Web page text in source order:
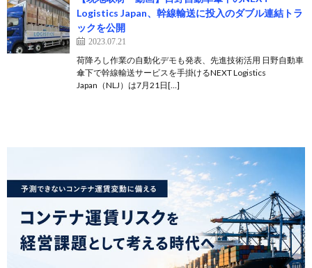
Logistics Japan、幹線輸送に投入のダブル連結トラ
ックを公開
2023.07.21
荷降ろし作業の自動化デモも発表、先進技術活用 日野自動車
傘下で幹線輸送サービスを手掛けるNEXT Logistics
Japan（NLJ）は7月21日[…]